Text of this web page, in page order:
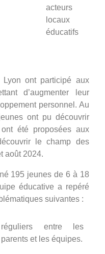
acteurs
locaux
éducatifs
ont participé aux
d’augmenter leur
personnel. Au
ont pu découvrir
été proposées aux
le champ des
août 2024.
195 jeunes de 6 à 18
éducative a repéré
suivantes :
réguliers entre les
parents et les équipes.